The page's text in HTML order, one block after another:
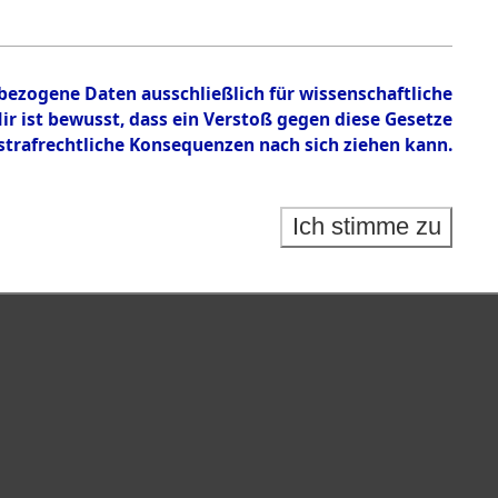
Daten ausschließlich für wissenschaftliche
bewusst, dass ein Verstoß gegen diese Gesetze
Konsequenzen nach sich ziehen kann.
Ich stimme zu